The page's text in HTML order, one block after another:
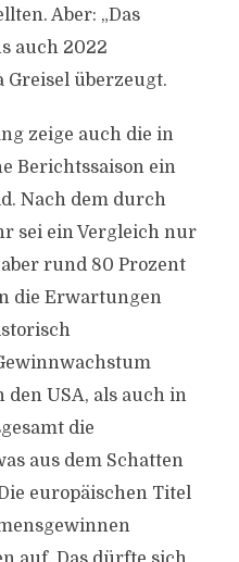
Aber: „Das
auch 2022
Greisel überzeugt.
zeige auch die in
Berichtssaison ein
Nach dem durch
sei ein Vergleich nur
rund 80 Prozent
die Erwartungen
den USA, als auch in
die
aus dem Schatten
europäischen Titel